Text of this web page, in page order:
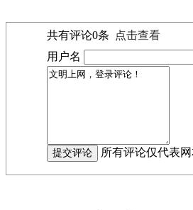
共有评论0条
点击查看
用户名
所有评论仅代表